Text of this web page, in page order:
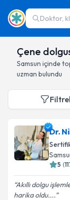
Doktor,
Çene
Samsun içinde
uzman bulundu
Dr.
5 (
Akıllı dolgu
harika oldu....